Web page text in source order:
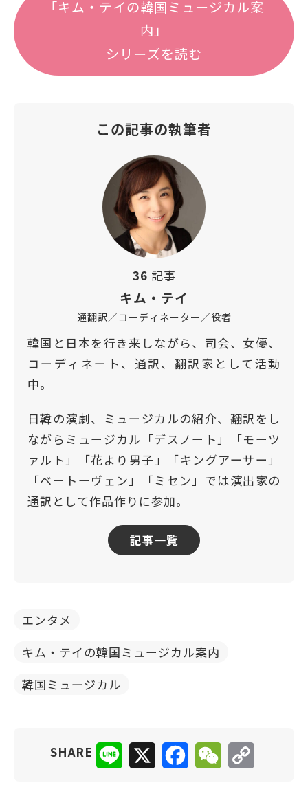
「キム・テイの韓国ミュージカル案
内」
シリーズを読む
この記事の執筆者
36 記事
キム・テイ
通翻訳／コーディネーター／役者
韓国と日本を行き来しながら、司会、女優、
コーディネート、通訳、翻訳家として活動
中。
日韓の演劇、ミュージカルの紹介、翻訳をし
ながらミュージカル「デスノート」「モーツ
ァルト」「花より男子」「キングアーサー」
「ベートーヴェン」「ミセン」では演出家の
通訳として作品作りに参加。
記事一覧
エンタメ
キム・テイの韓国ミュージカル案内
韓国ミュージカル
SHARE Line FacebookWeChat